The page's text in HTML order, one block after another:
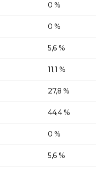
0 %
0 %
5,6 %
11,1 %
27,8 %
44,4 %
0 %
5,6 %